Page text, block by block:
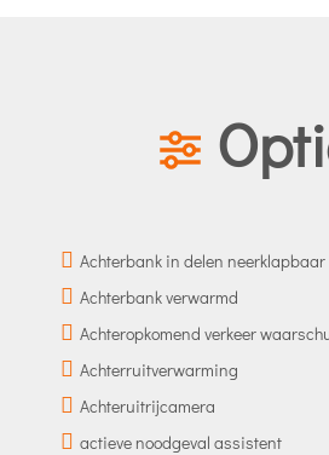
Achterbank in delen neerklapbaar
Achterbank verwarmd
Achteropkomend verkeer
Achterruitverwarming
Achteruitrijcamera
actieve noodgeval assistent